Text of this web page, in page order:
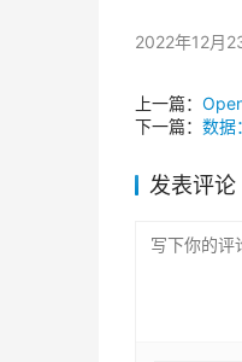
2022年12月
上一篇：
下一篇： 数据
发表评论